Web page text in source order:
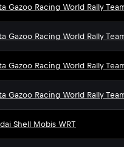
Gazoo Racing World Rally
Gazoo Racing World Rally
Gazoo Racing World Rally
Gazoo Racing World Rally
Shell Mobis WRT